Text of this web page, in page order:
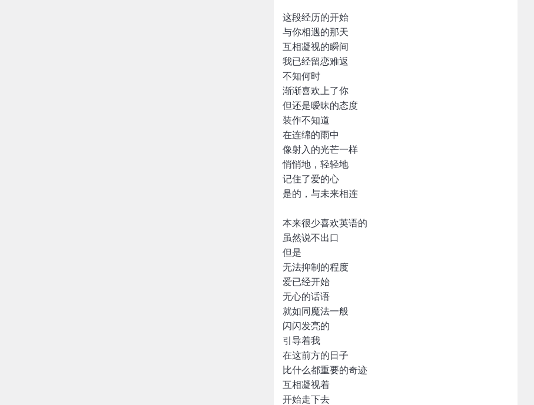
这段经历的开始
与你相遇的那天
互相凝视的瞬间
我已经留恋难返
不知何时
渐渐喜欢上了你
但还是暧昧的态度
装作不知道
在连绵的雨中
像射入的光芒一样
悄悄地，轻轻地
记住了爱的心
是的，与未来相连
本来很少喜欢英语的
虽然说不出口
但是
无法抑制的程度
爱已经开始
无心的话语
就如同魔法一般
闪闪发亮的
引导着我
在这前方的日子
比什么都重要的奇迹
互相凝视着
开始走下去